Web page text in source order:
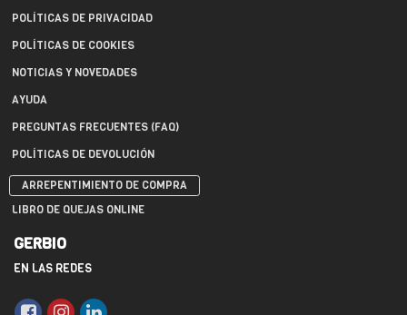
POLÍTICAS DE PRIVACIDAD
POLÍTICAS DE COOKIES
NOTICIAS Y NOVEDADES
AYUDA
PREGUNTAS FRECUENTES (FAQ)
POLÍTICAS DE DEVOLUCIÓN
ARREPENTIMIENTO DE COMPRA
LIBRO DE QUEJAS ONLINE
GERBIO
EN LAS REDES